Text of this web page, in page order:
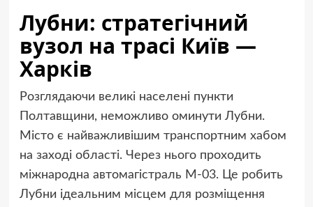
Лубни: стратегічний
вузол на трасі Київ —
Харків
Розглядаючи великі населені пункти
Полтавщини, неможливо оминути Лубни.
Місто є найважливішим транспортним хабом
на заході області. Через нього проходить
міжнародна автомагістраль М-03. Це робить
Лубни ідеальним місцем для розміщення